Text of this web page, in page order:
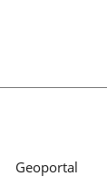
Geoportal